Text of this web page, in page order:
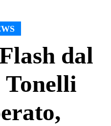
dal
Tonelli